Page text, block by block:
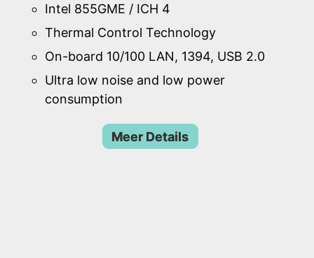
Intel 855GME / ICH 4
Thermal Control Technology
On-board 10/100 LAN, 1394, USB 2.0
Ultra low noise and low power
consumption
Meer Details